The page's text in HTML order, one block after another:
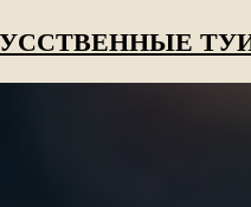
ТУИ -